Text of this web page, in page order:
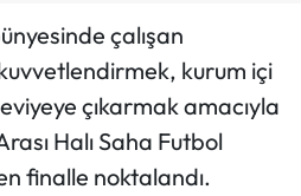
çalışan
kurum içi
çıkarmak amacıyla
Halı Saha Futbol
finalle noktalandı.